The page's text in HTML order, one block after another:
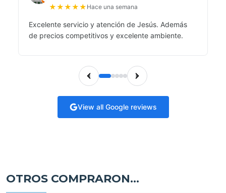
★★★★★ Hace una semana
Excelente servicio y atención de Jesús. Además
de precios competitivos y excelente ambiente.
View all Google reviews
OTROS COMPRARON...